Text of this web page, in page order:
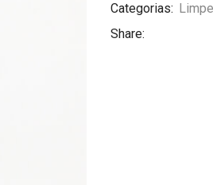
Categorias:
Share: